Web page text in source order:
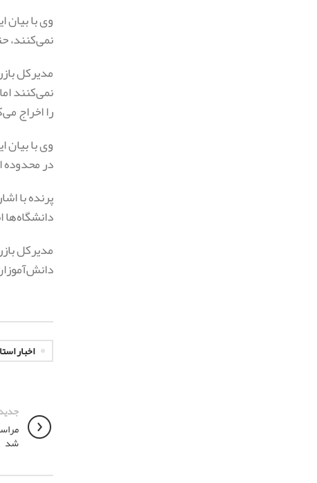
وی با
نمی‌کنند،
مدیرکل
نمی‌کنند
را اخراج
وی با
در محدوده
پرنده با
مدیرکل
اخبار
شد